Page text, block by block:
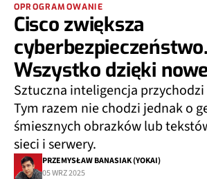
OPROGRAMOWANIE
Cisco zwiększa
cyberbezpieczeństwo.
Wszystko dzięki
Sztuczna inteligencja
Tym razem nie chodzi jednak o
śmiesznych obrazków lub
sieci i serwery.
PRZEMYSŁAW BANASIAK (YOKAI)
05 WRZ 2025